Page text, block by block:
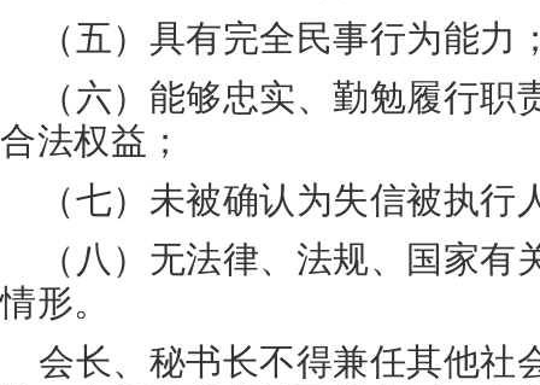
（五）具有完全民事行为能力
（六）能够忠实、勤勉履行
合法权益；
（七）未被确认为失信被执行
（八）无法律、法规、国家
情形。
会长、秘书长不得兼任其他社